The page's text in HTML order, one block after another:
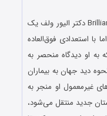
در سریال ذهن های نابغه Brilliant Minds 2024 دکتر الیور ولف یک
استعدادی فوق‌العاده
به او دیدگاه منحصر به
دید جهان به بیماران
غیرمعمول او منجر به
جدید منتقل می‌شود،